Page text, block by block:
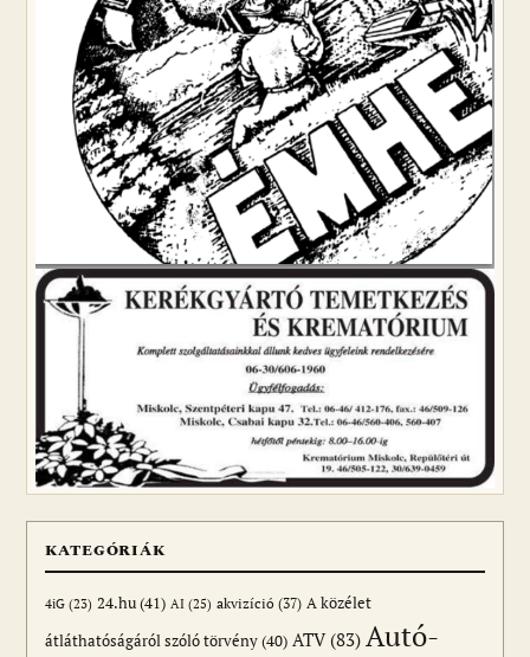
KATEGÓRIÁK
4iG (23) 24.hu(41) AI (25) akvizíció (37) A közélet
átláthatóságáról szóló törvény(40) ATV(83) Autó-